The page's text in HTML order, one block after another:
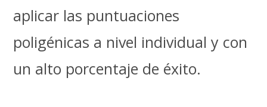
aplicar las puntuaciones
poligénicas a nivel individual y con
un alto porcentaje de éxito.